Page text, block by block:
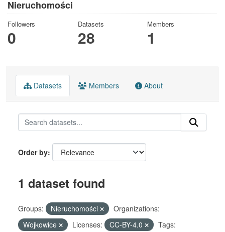
Nieruchomości
Followers
0
Datasets
28
Members
1
Datasets Members About
Order by
1 dataset found
Groups: Nieruchomości
Organizations:
Wojkowice
Licenses: CC-BY-4.0
Tags: